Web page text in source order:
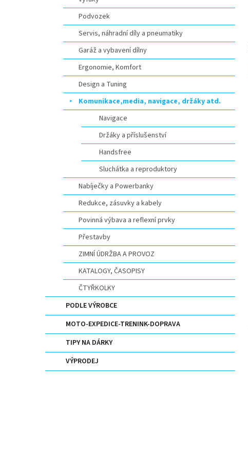
Podvozek
Servis, náhradní díly a pneumatiky
Garáž a vybavení dílny
Ergonomie, Komfort
Design a Tuning
Komunikace,media, navigace, držáky atd.
Navigace
Držáky a příslušenství
Handsfree
Sluchátka a reproduktory
Nabíječky a Powerbanky
Redukce, zásuvky a kabely
Povinná výbava a reflexní prvky
Přestavby
ZIMNÍ ÚDRŽBA A PROVOZ
KATALOGY, ČASOPISY
ČTYŘKOLKY
PODLE VÝROBCE
MOTO-EXPEDICE-TRENINK-DOPRAVA
TIPY NA DÁRKY
VÝPRODEJ